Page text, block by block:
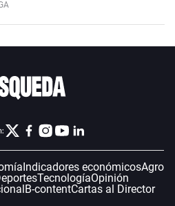
Indicadores económicosAgro
TecnologíaOpinión
B-contentCartas al Director